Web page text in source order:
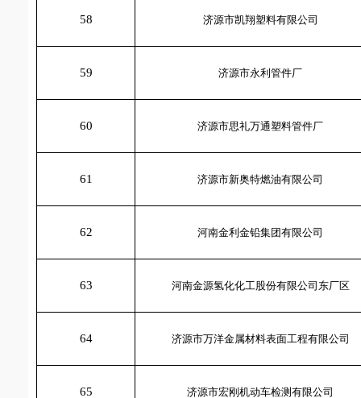
58 济源市凯翔塑料有限公司
59 济源市永利管件厂
60 济源市思礼万通塑料管件厂
61 济源市新奥特燃油有限公司
62 河南金利金铅集团有限公司
63 河南金源氢化化工股份有限公司东厂区
64 济源市万洋金属材料表面工程有限公司
65 济源市宏刚机动车检测有限公司